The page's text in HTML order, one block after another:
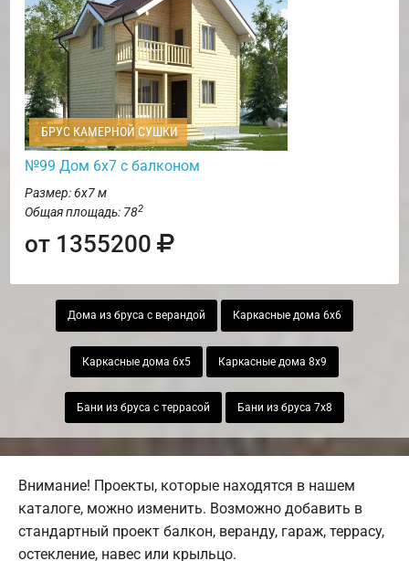
БРУС КАМЕРНОЙ СУШКИ
№99 Дом 6х7 с балконом
Размер: 6х7 м
Общая площадь: 782
от 1355200
Дома из бруса с верандой Каркасные дома 6х6
Каркасные дома 6х5 Каркасные дома 8х9
Бани из бруса с террасой Бани из бруса 7х8
Внимание! Проекты, которые находятся в нашем
каталоге, можно изменить. Возможно добавить в
стандартный проект балкон, веранду, гараж, террасу,
остекление, навес или крыльцо.